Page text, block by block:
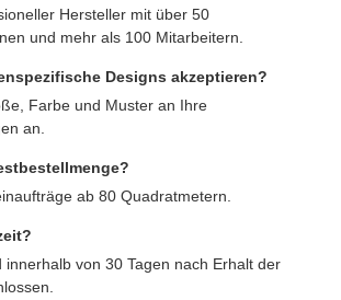
Hersteller mit über 50
und mehr als 100 Mitarbeitern.
Designs akzeptieren?
Farbe und Muster an Ihre
an.
ab 80 Quadratmetern.
innerhalb von 30 Tagen nach Erhalt der